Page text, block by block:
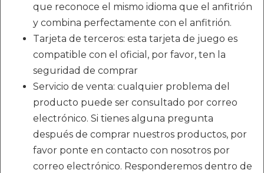
que reconoce el mismo idioma que el anfitrión
y combina perfectamente con el anfitrión.
Tarjeta de terceros: esta tarjeta de juego es
compatible con el oficial, por favor, ten la
seguridad de comprar
Servicio de venta: cualquier problema del
producto puede ser consultado por correo
electrónico. Si tienes alguna pregunta
después de comprar nuestros productos, por
favor ponte en contacto con nosotros por
correo electrónico. Responderemos dentro de